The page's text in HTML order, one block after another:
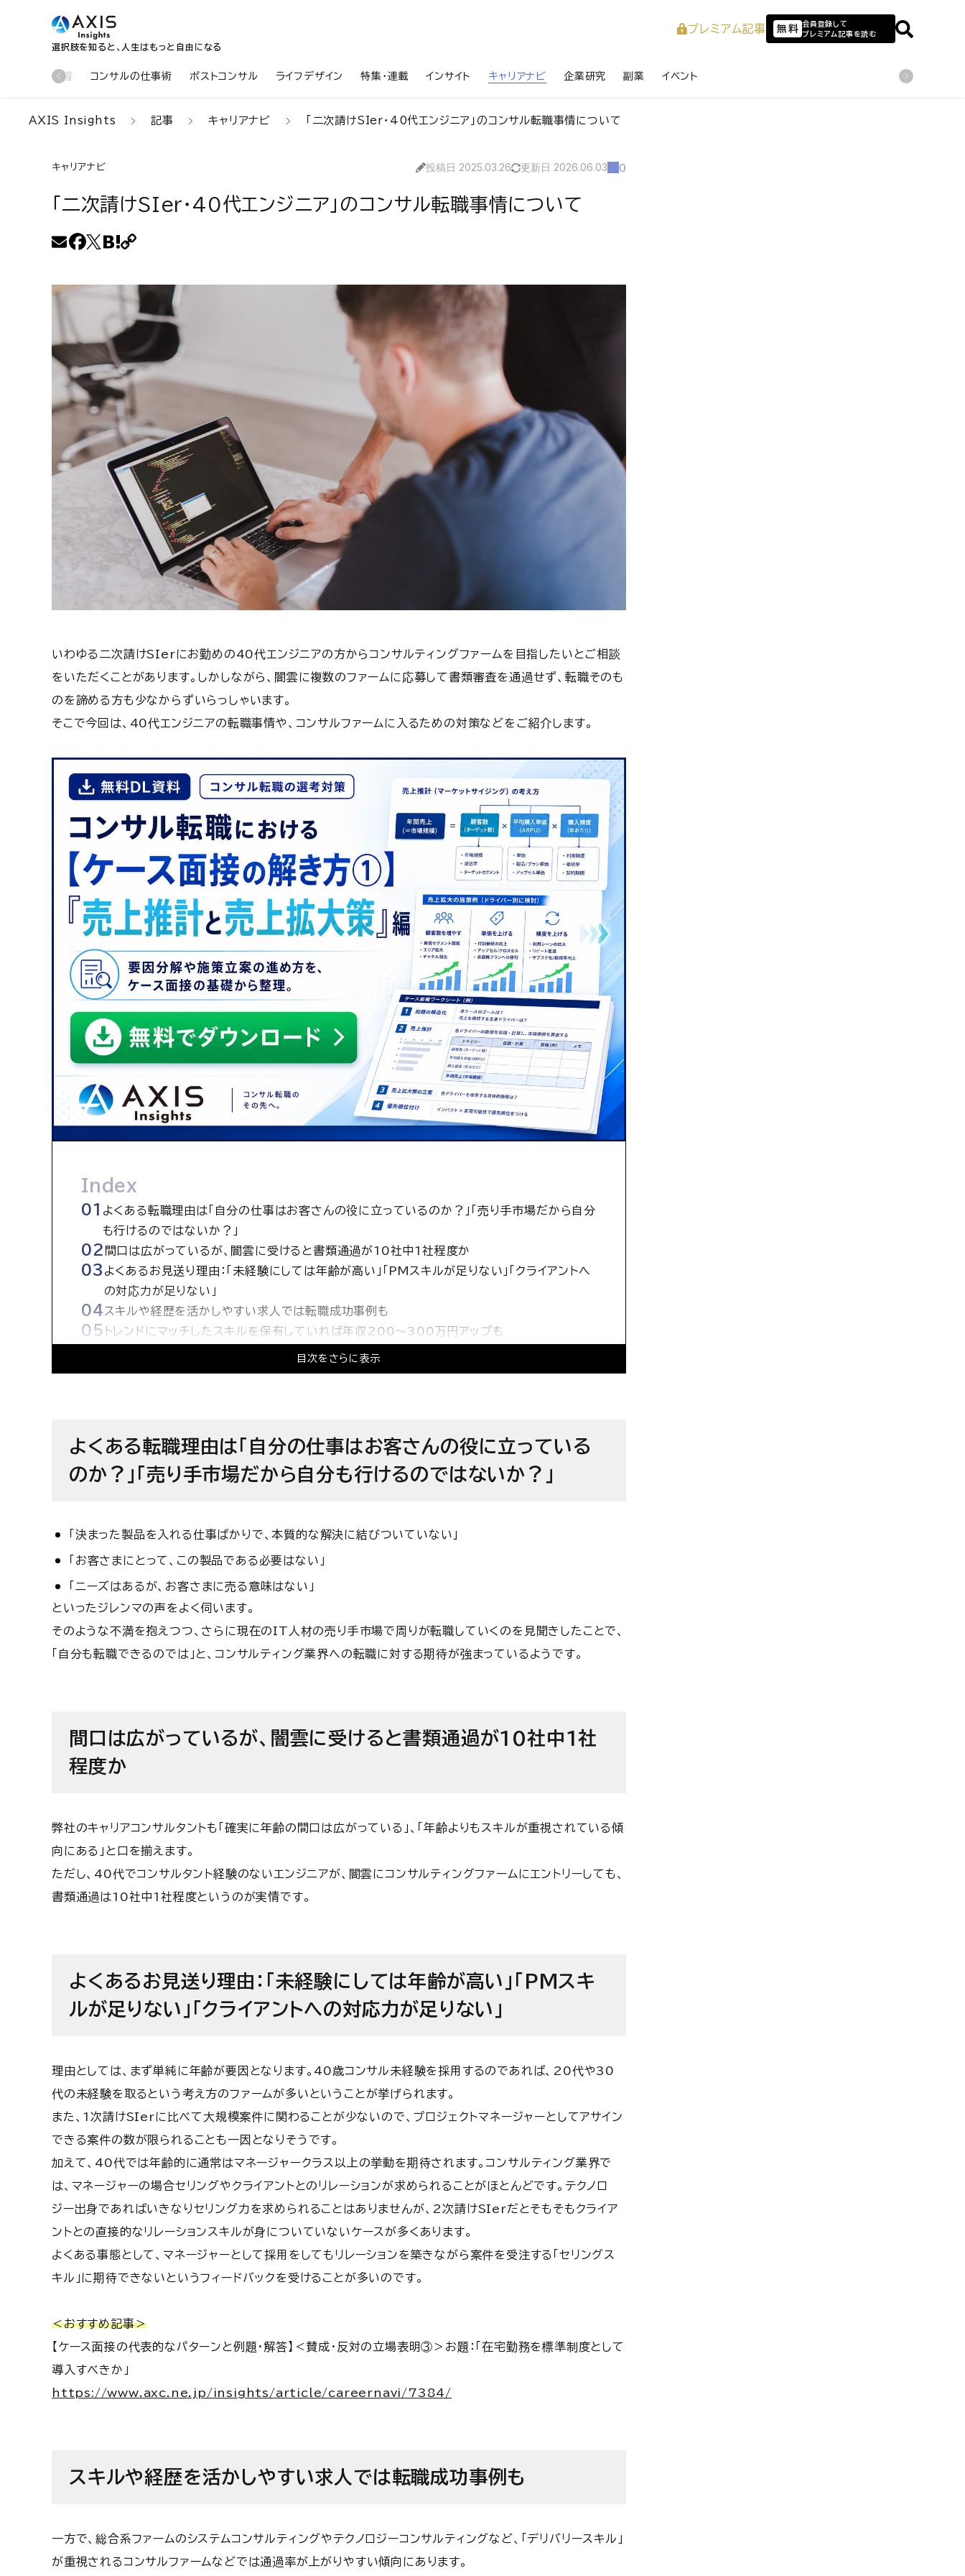
選択肢を知ると、人生はもっと自由になる
プレミアム記事 無料 会員登録して
プレミアム記事を読む
新着 コンサルの仕事術 ポストコンサル ライフデザイン 特集・連載 インサイト キャリアナビ 企業研究 副業 イベント
AXIS Insights 記事 キャリアナビ 「二次請けSIer・40代エンジニア」のコンサル転職事情について
キャリアナビ 投稿日 2025.03.26 更新日 2026.06.03 0
「二次請けSIer・40代エンジニア」のコンサル転職事情について
いわゆる二次請けSIerにお勤めの40代エンジニアの方からコンサルティングファームを目指したいとご相談
をいただくことがあります。 しかしながら、闇雲に複数のファームに応募して書類審査を通過せず、転職そのも
のを諦める方も少なからずいらっしゃいます。
そこで今回は、40代エンジニアの転職事情や、コンサルファームに入るための対策などをご紹介します。
Index
目次をさらに表示
よくある転職理由は「自分の仕事はお客さんの役に立っているのか？」「売り手市場だから自分
も行けるのではないか？」
間口は広がっているが、闇雲に受けると書類通過が10社中1社程度か
よくあるお見送り理由：「未経験にしては年齢が高い」「PMスキルが足りない」「クライアントへ
の対応力が足りない」
スキルや経歴を活かしやすい求人では転職成功事例も
トレンドにマッチしたスキルを保有していれば年収200～300万円アップも
(おまけ)1次請けSIerや外資ベンダーを目指すという選択肢も
よくある転職理由は「自分の仕事はお客さんの役に立っている
のか？」「売り手市場だから自分も行けるのではないか？」
「決まった製品を入れる仕事ばかりで、本質的な解決に結びついていない」
「お客さまにとって、この製品である必要はない」
「ニーズはあるが、お客さまに売る意味はない」
といったジレンマの声をよく伺います。
そのような不満を抱えつつ、さらに現在のIT人材の売り手市場で周りが転職していくのを見聞きしたことで、
「自分も転職できるのでは」と、コンサルティング業界への転職に対する期待が強まっているようです。
間口は広がっているが、闇雲に受けると書類通過が10社中1社
程度か
弊社のキャリアコンサルタントも「確実に年齢の間口は広がっている」、「年齢よりもスキルが重視されている傾
向にある」と口を揃えます。
ただし、40代でコンサルタント経験のないエンジニアが、闇雲にコンサルティングファームにエントリーしても、
書類通過は10社中1社程度というのが実情です。
よくあるお見送り理由：「未経験にしては年齢が高い」「PMスキ
ルが足りない」「クライアントへの対応力が足りない」
理由としては、まず単純に年齢が要因となります。 40歳コンサル未経験を採用するのであれば、20代や30
代の未経験を取るという考え方のファームが多いということが挙げられます。
また、1次請けSIerに比べて大規模案件に関わることが少ないので、プロジェクトマネージャーとしてアサイン
できる案件の数が限られることも一因となりそうです。
加えて、40代では年齢的に通常はマネージャークラス以上の挙動を期待されます。 コンサルティング業界で
は、マネージャーの場合セリングやクライアントとのリレーションが求められることがほとんどです。 テクノロ
ジー出身であればいきなりセリング力を求められることはありませんが、2次請けSIerだとそもそもクライア
ントとの直接的なリレーションスキルが身についていないケースが多くあります。
よくある事態として、マネージャーとして採用をしてもリレーションを築きながら案件を受注する「セリングス
キル」に期待できないというフィードバックを受けることが多いのです。
＜おすすめ記事＞
【ケース面接の代表的なパターンと例題・解答】＜賛成・反対の立場表明③＞お題：「在宅勤務を標準制度として
導入すべきか」
https://www.axc.ne.jp/insights/article/careernavi/7384/
スキルや経歴を活かしやすい求人では転職成功事例も
一方で、総合系ファームのシステムコンサルティングやテクノロジーコンサルティングなど、「デリバリースキル」
が重視されるコンサルファームなどでは通過率が上がりやすい傾向にあります。